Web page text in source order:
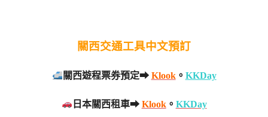
關西交通工具中文預訂
關西遊程票券預定➡ Klook。 KKDay
日本關西租車➡ Klook。 KKDay